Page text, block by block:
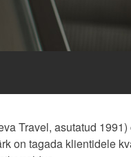
Travel, asutatud
on tagada klientidele